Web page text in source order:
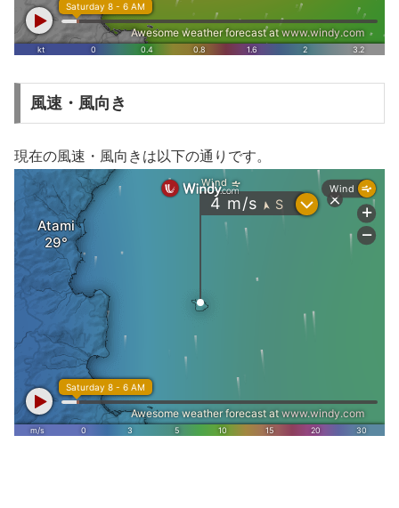
風速・風向き
現在の風速・風向きは以下の通りです。